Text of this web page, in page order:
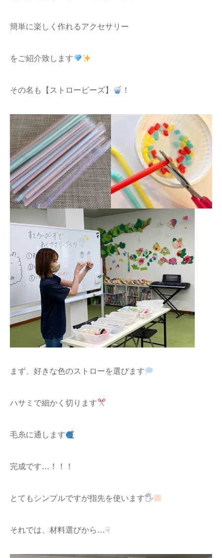
簡単に楽しく作れるアクセサリー
をご紹介致します
その名も【ストロービーズ】 ！
まず、好きな色のストローを選びます
ハサミで細かく切ります
毛糸に通します
完成です…！！！
とてもシンプルですが指先を使います🖐
それでは、材料選びから…☟